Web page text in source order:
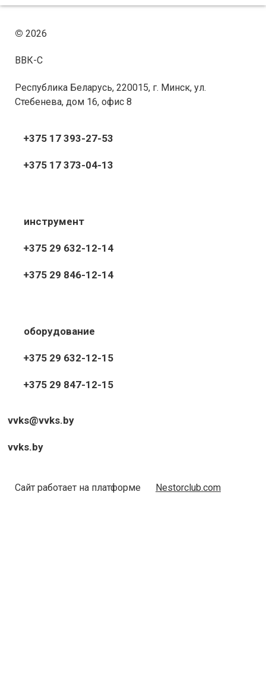
...
© 2026
ВВК-С
Республика Беларусь, 220015, г. Минск, ул.
Стебенева, дом 16, офис 8
+375 17 393-27-53
+375 17 373-04-13
инструмент
+375 29 632-12-14
+375 29 846-12-14
оборудование
+375 29 632-12-15
+375 29 847-12-15
vvks@vvks.by
vvks.by
Сайт работает на платформе Nestorclub.com